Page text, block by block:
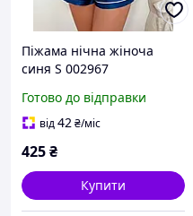
Піжама нічна жіноча
синя S 002967
Готово до відправки
від42₴/міс
425₴
Купити